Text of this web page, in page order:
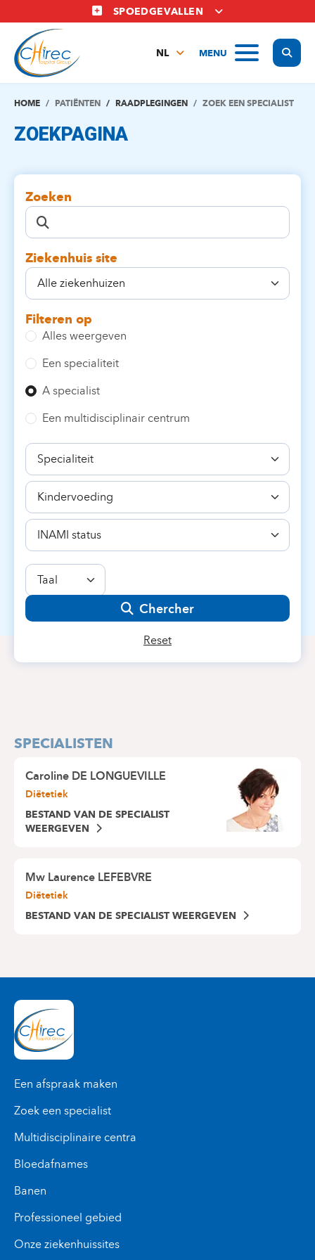
en
naar
inhoud
gaan
SPOEDGEVALLEN
MENU
NL
EN
HOME PATIËNTEN RAADPLEGINGEN ZOEK EEN SPECIALIST
ZOEKPAGINA
Zoeken
Ziekenhuis site
Filteren op
Alles weergeven
Een specialiteit
A specialist
Een multidisciplinair centrum
Specialiteit
Bekwaamheid
INAMI
status
Taal
Chercher
Reset
SPECIALISTEN
Caroline DE LONGUEVILLE
Diëtetiek
BESTAND VAN DE SPECIALIST
WEERGEVEN
MwLaurence LEFEBVRE
Diëtetiek
BESTAND VAN DE SPECIALIST WEERGEVEN
Een afspraak maken
Zoek een specialist
Multidisciplinaire centra
Bloedafnames
Banen
Professioneel gebied
Onze ziekenhuissites